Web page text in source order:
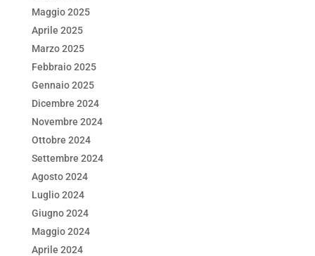
Maggio 2025
Aprile 2025
Marzo 2025
Febbraio 2025
Gennaio 2025
Dicembre 2024
Novembre 2024
Ottobre 2024
Settembre 2024
Agosto 2024
Luglio 2024
Giugno 2024
Maggio 2024
Aprile 2024